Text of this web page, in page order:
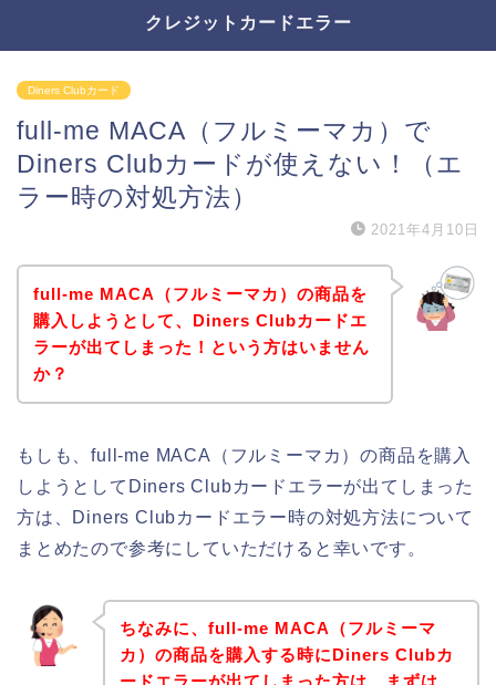
クレジットカードエラー
Diners Clubカード
full-me MACA（フルミーマカ）で
Diners Clubカードが使えない！（エ
ラー時の対処方法）
2021年4月10日
full-me MACA（フルミーマカ）の商品を
購入しようとして、Diners Clubカードエ
ラーが出てしまった！という方はいません
か？
もしも、full-me MACA（フルミーマカ）の商品を購入
しようとしてDiners Clubカードエラーが出てしまった
方は、Diners Clubカードエラー時の対処方法について
まとめたので参考にしていただけると幸いです。
ちなみに、full-me MACA（フルミーマ
カ）の商品を購入する時にDiners Clubカ